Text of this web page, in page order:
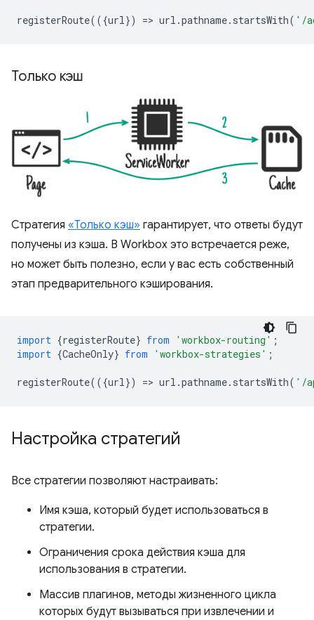
registerRoute(({url}) => url .pathname. startsWith( '/
Только кэш
Стратегия «Только кэш» гарантирует, что ответы будут
получены из кэша. В Workbox это встречается реже,
но может быть полезно, если у вас есть собственный
этап предварительного кэширования.
import {registerRoute} from 'workbox-routing' ;
import {CacheOnly} from 'workbox-strategies' ;
registerRoute(({url }) => url .pathname. startsWith( '/
Настройка стратегий
Все стратегии позволяют настраивать:
Имя кэша, который будет использоваться в
стратегии.
Ограничения срока действия кэша для
использования в стратегии.
Массив плагинов, методы жизненного цикла
которых будут вызываться при извлечении и